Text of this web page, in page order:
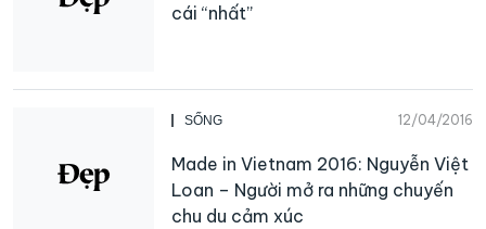
cái “nhất”
SỐNG 12/04/2016
Made in Vietnam 2016: Nguyễn Việt
Loan – Người mở ra những chuyến
chu du cảm xúc